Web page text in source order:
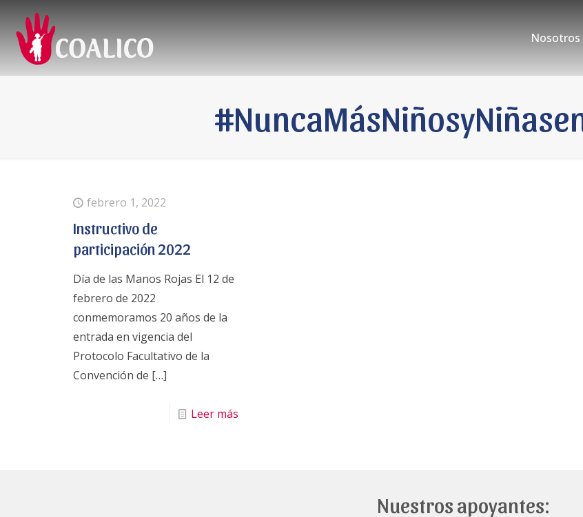
Nosotros
febrero 1, 2022
Instructivo de
participación 2022
Día de las Manos Rojas El 12 de
febrero de 2022
conmemoramos 20 años de la
entrada en vigencia del
Protocolo Facultativo de la
Convención de […]
Leer más
Nuestros apoyantes: